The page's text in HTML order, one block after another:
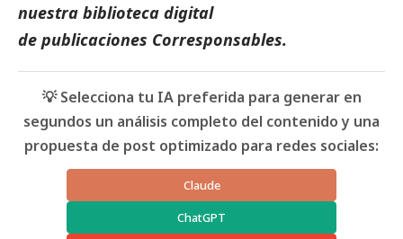
nuestra biblioteca digital
de publicaciones Corresponsables.
💡 Selecciona tu IA preferida para generar en
segundos un análisis completo del contenido y una
propuesta de post optimizado para redes sociales:
Claude
ChatGPT